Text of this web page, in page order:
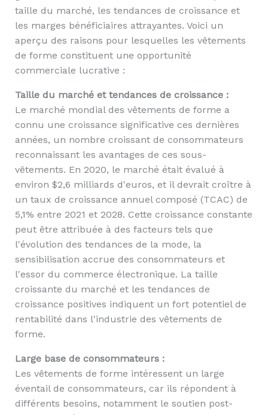
taille du marché, les tendances de croissance et
les marges bénéficiaires attrayantes. Voici un
aperçu des raisons pour lesquelles les vêtements
de forme constituent une opportunité
commerciale lucrative :
Taille du marché et tendances de croissance :
Le marché mondial des vêtements de forme a
connu une croissance significative ces dernières
années, un nombre croissant de consommateurs
reconnaissant les avantages de ces sous-
vêtements. En 2020, le marché était évalué à
environ $2,6 milliards d'euros, et il devrait croître à
un taux de croissance annuel composé (TCAC) de
5,1% entre 2021 et 2028. Cette croissance constante
peut être attribuée à des facteurs tels que
l'évolution des tendances de la mode, la
sensibilisation accrue des consommateurs et
l'essor du commerce électronique. La taille
croissante du marché et les tendances de
croissance positives indiquent un fort potentiel de
rentabilité dans l'industrie des vêtements de
forme.
Large base de consommateurs :
Les vêtements de forme intéressent un large
éventail de consommateurs, car ils répondent à
différents besoins, notamment le soutien post-